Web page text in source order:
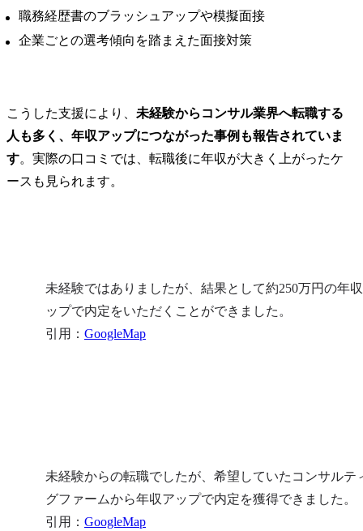
職務経歴書のブラッシュアップや模擬面接
企業ごとの選考傾向を踏まえた面接対策
こうした支援により、 未経験からコンサル業界へ転職する
人も多く、年収アップにつながった事例も報告されていま
す。実際の口コミでは、転職後に年収が大きく上がったケ
ースも見られます。
未経験ではありましたが、結果として約250万円の年
ップで内定をいただくことができました。
引用： GoogleMap
未経験からの転職でしたが、希望していたコンサルテ
グファームから年収アップで内定を獲得できました。
引用： GoogleMap